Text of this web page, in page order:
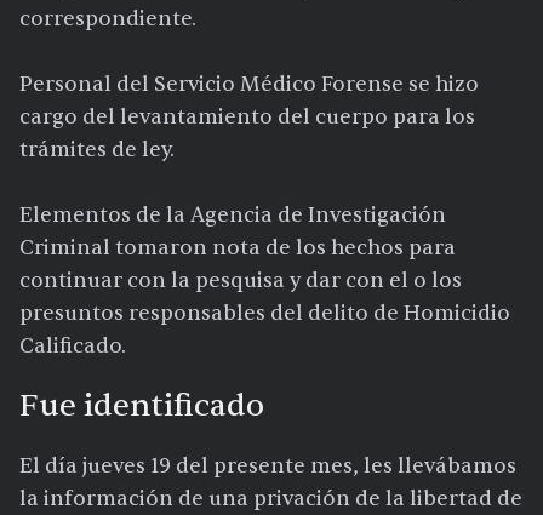
correspondiente.
Personal del Servicio Médico Forense se hizo
cargo del levantamiento del cuerpo para los
trámites de ley.
Elementos de la Agencia de Investigación
Criminal tomaron nota de los hechos para
continuar con la pesquisa y dar con el o los
presuntos responsables del delito de Homicidio
Calificado.
Fue identificado
El día jueves 19 del presente mes, les llevábamos
la información de una privación de la libertad de